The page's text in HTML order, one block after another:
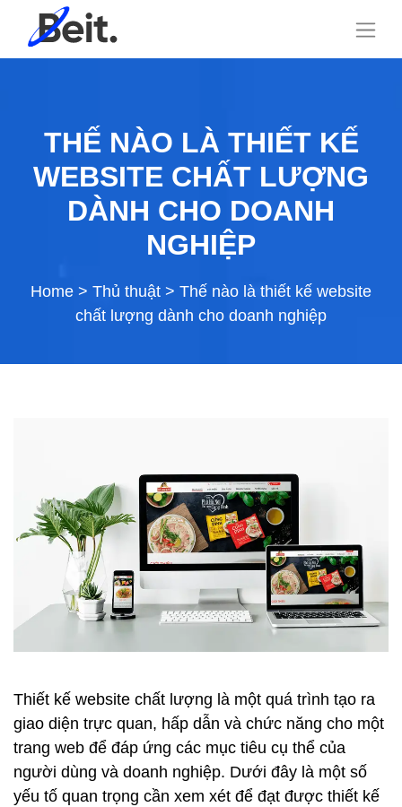
Home > Thủ thuật > Thế nào là thiết kế website
chất lượng dành cho doanh nghiệp
THẾ NÀO LÀ THIẾT KẾ
WEBSITE CHẤT LƯỢNG
DÀNH CHO DOANH
NGHIỆP
Thiết kế website chất lượng là một quá trình tạo ra
giao diện trực quan, hấp dẫn và chức năng cho một
trang web để đáp ứng các mục tiêu cụ thể của
người dùng và doanh nghiệp. Dưới đây là một số
yếu tố quan trọng cần xem xét để đạt được thiết kế